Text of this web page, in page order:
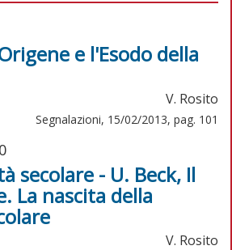
e l'Esodo della
V. Rosito
Segnalazioni, 15/02/2013, pag. 101
secolare - U. Beck, Il
La nascita della
V. Rosito